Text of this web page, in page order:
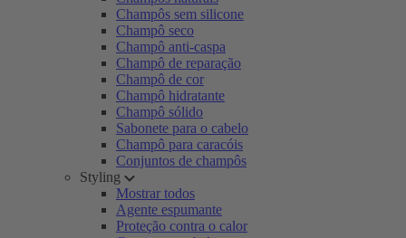
Champôs sem silicone
Champô seco
Champô anti-caspa
Champô de reparação
Champô de cor
Champô hidratante
Champô sólido
Sabonete para o cabelo
Champô para caracóis
Conjuntos de champôs
Styling
Mostrar todos
Agente espumante
Proteção contra o calor